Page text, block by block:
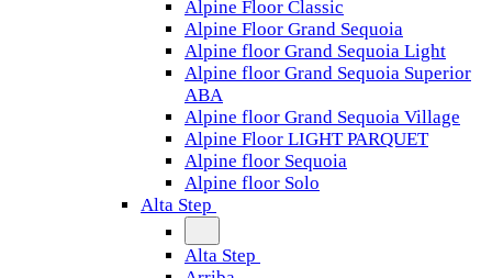
Alpine Floor Classic
Alpine Floor Grand Sequoia
Alpine floor Grand Sequoia Light
Alpine floor Grand Sequoia Superior
ABA
Alpine floor Grand Sequoia Village
Alpine Floor LIGHT PARQUET
Alpine floor Sequoia
Alpine floor Solo
Alta Step
Alta Step